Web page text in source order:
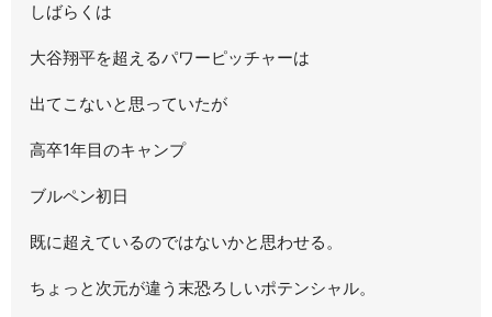
しばらくは
大谷翔平を超えるパワーピッチャーは
出てこないと思っていたが
高卒1年目のキャンプ
ブルペン初日
既に超えているのではないかと思わせる。
ちょっと次元が違う末恐ろしいポテンシャル。